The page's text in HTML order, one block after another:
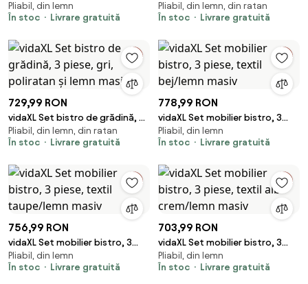
piese, negru, polipropilenă
lemn masiv
Pliabil, din lemn
În stoc
Livrare gratuită
piese, negru, poliratan și lemn
masiv
Pliabil, din lemn, din ratan
În stoc
Livrare gratuită
729,99 RON
vidaXL Set bistro de grădină, 3
piese, gri, poliratan și lemn
masiv
Pliabil, din lemn, din ratan
În stoc
Livrare gratuită
778,99 RON
vidaXL Set mobilier bistro, 3
piese, textil bej/lemn masiv
Pliabil, din lemn
În stoc
Livrare gratuită
756,99 RON
vidaXL Set mobilier bistro, 3
piese, textil taupe/lemn masiv
Pliabil, din lemn
În stoc
Livrare gratuită
703,99 RON
vidaXL Set mobilier bistro, 3
piese, textil alb crem/lemn
masiv
Pliabil, din lemn
În stoc
Livrare gratuită